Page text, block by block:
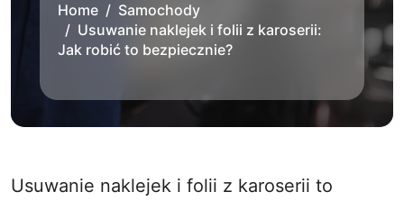
Home
Samochody
Usuwanie naklejek i folii z karoserii:
Jak robić to bezpiecznie?
Usuwanie naklejek i folii z karoserii to